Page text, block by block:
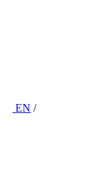
EN /